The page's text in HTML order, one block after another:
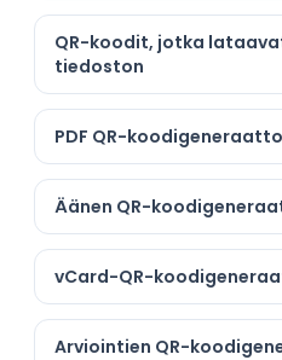
QR-koodit, jotka
tiedoston
PDF QR-
Äänen QR-
vCard-QR-
Arviointien QR-